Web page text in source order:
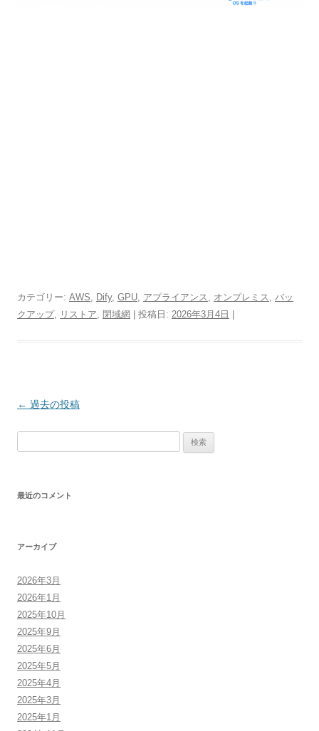
カテゴリー: AWS Dify, GPU アプライアンス オンプレミス
バッ
クアップ, リストア 閉域網 | 投稿日: 2026年3月4日 |
投
ョ
← 過去の投稿
索:
最近のコメント
アーカイブ
2026年3月
2026年1月
2025年10月
2025年9月
2025年6月
2025年5月
2025年4月
2025年3月
2025年1月